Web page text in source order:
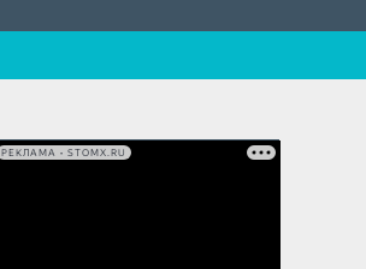
РЕКЛАМА • STOMX.RU